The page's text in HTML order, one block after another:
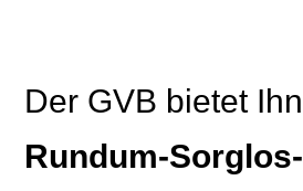
Der GVB bietet
Rundum-